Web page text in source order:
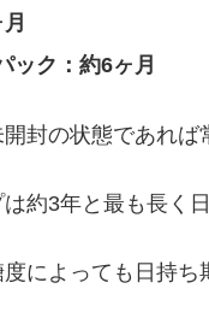
ック：約6ヶ月
封の状態であれば
約3年と最も長く
によっても日持ち